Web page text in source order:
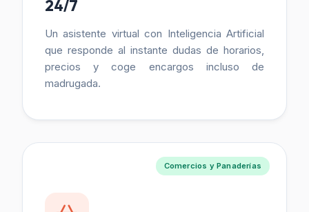
24/7
Un asistente virtual con Inteligencia Artificial
que responde al instante dudas de horarios,
precios y coge encargos incluso de
madrugada.
Comercios y Panaderías